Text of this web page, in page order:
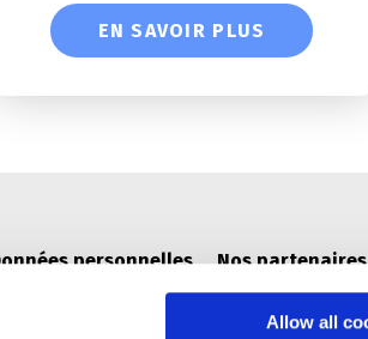
Allow all
EN SAVOIR PLUS
personnelles Nos partenaires